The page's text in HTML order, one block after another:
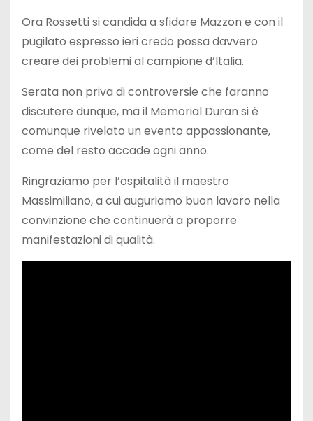
Ora Rossetti si candida a sfidare Mazzon e con il
pugilato espresso ieri credo possa davvero
creare dei problemi al campione d’Italia.
Serata non priva di controversie che faranno
discutere dunque, ma il Memorial Duran si è
comunque rivelato un evento appassionante,
come del resto accade ogni anno.
Ringraziamo per l’ospitalità il maestro
Massimiliano, a cui auguriamo buon lavoro nella
convinzione che continuerà a proporre
manifestazioni di qualità.